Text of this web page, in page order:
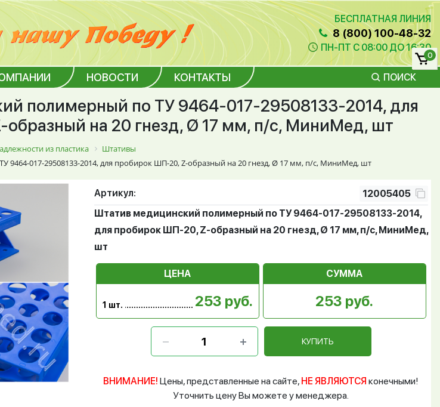
БЕСПЛАТНАЯ ЛИНИЯ
8 (800) 100-48-32
ПН-ПТ С 08:00 ДО 16:30
НОВОСТИ КОНТАКТЫ ПОИСК
0
полимерный по ТУ 9464-017-29508133-2014, для
на 20 гнезд, Ø 17 мм, п/с, МиниМед, шт
из пластика
Штативы
9464-017-29508133-2014, для пробирок ШП-20, Z-образный на 20 гнезд, Ø 17 мм, п/с, МиниМед, шт
Артикул:
12005405
Штатив медицинский полимерный по ТУ 9464-017-29508133-2014,
для пробирок ШП-20, Z-образный на 20 гнезд, Ø 17 мм, п/с, МиниМед,
шт
ЦЕНА
1 шт. 253 руб.
СУММА
253 руб.
КУПИТЬ
ВНИМАНИЕ! Цены, представленные на сайте, НЕ ЯВЛЯЮТСЯ конечными!
Уточнить цену Вы можете у менеджера.